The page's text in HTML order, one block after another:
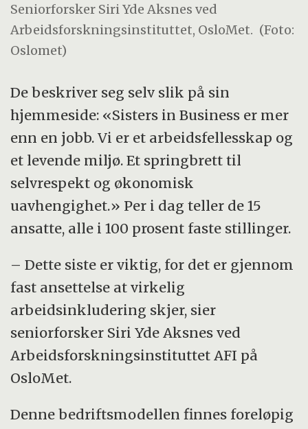
Seniorforsker Siri Yde Aksnes ved
Arbeidsforskningsinstituttet, OsloMet. (Foto:
Oslomet)
De beskriver seg selv slik på sin
hjemmeside: «Sisters in Business er mer
enn en jobb. Vi er et arbeidsfellesskap og
et levende miljø. Et springbrett til
selvrespekt og økonomisk
uavhengighet.» Per i dag teller de 15
ansatte, alle i 100 prosent faste stillinger.
– Dette siste er viktig, for det er gjennom
fast ansettelse at virkelig
arbeidsinkludering skjer, sier
seniorforsker Siri Yde Aksnes ved
Arbeidsforskningsinstituttet AFI på
OsloMet.
Denne bedriftsmodellen finnes foreløpig